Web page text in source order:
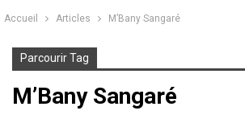
Accueil Articles M’Bany Sangaré
Parcourir Tag
M’Bany Sangaré